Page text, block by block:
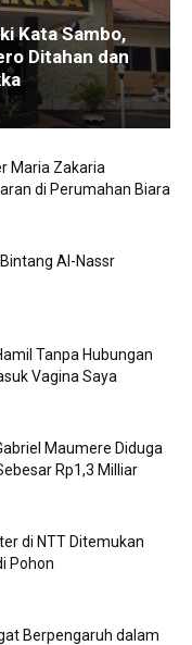
Kata Sambo,
Ditahan dan
Maria Zakaria
di Perumahan Biara
Al-Nassr
Tanpa Hubungan
Vagina Saya
Maumere Diduga
Rp1,3 Milliar
di NTT Ditemukan
Pohon
Berpengaruh dalam